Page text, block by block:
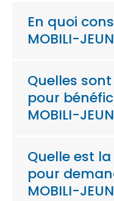
En quoi
MOBILI-
Quelles
pour
MOBILI-
Quelle est
pour
MOBILI-